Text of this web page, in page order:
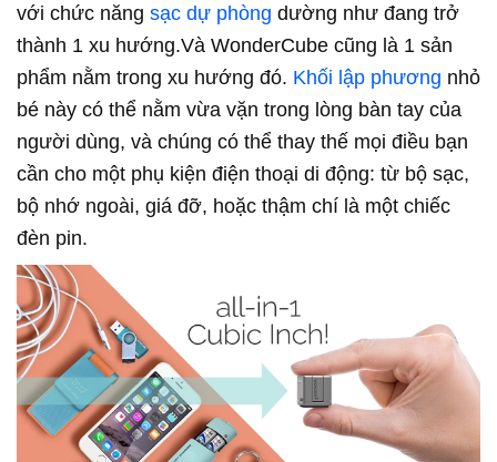
với chức năng sạc dự phòng dường như đang trở
thành 1 xu hướng.Và WonderCube cũng là 1 sản
phẩm nằm trong xu hướng đó. Khối lập phương nhỏ
bé này có thể nằm vừa vặn trong lòng bàn tay của
người dùng, và chúng có thể thay thế mọi điều bạn
cần cho một phụ kiện điện thoại di động: từ bộ sạc,
bộ nhớ ngoài, giá đỡ, hoặc thậm chí là một chiếc
đèn pin.